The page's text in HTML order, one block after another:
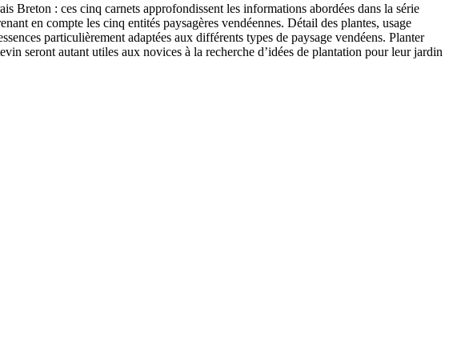
Breton : ces cinq carnets approfondissent les informations abordées dans la série
en compte les cinq entités paysagères vendéennes. Détail des plantes, usage
particulièrement adaptées aux différents types de paysage vendéens. Planter
seront autant utiles aux novices à la recherche d’idées de plantation pour leur jardin